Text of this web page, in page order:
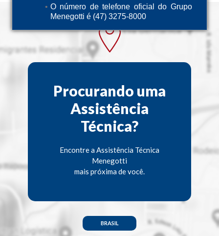
O número de telefone oficial do Grupo
Menegotti é (47) 3275-8000
Procurando uma
Assistência
Técnica?
Encontre a Assistência Técnica
Menegotti
mais próxima de você.
BRASIL